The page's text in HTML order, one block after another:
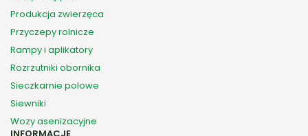
Produkcja zwierzęca
Przyczepy rolnicze
Rampy i aplikatory
Rozrzutniki obornika
Sieczkarnie polowe
Siewniki
Wozy asenizacyjne